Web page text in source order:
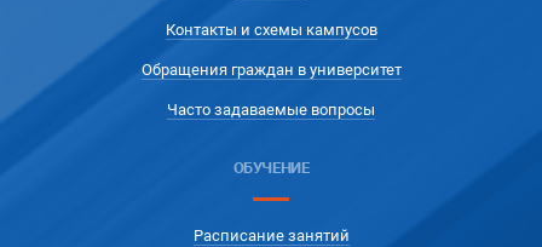
Контакты и схемы кампусов
Обращения граждан в университет
Часто задаваемые вопросы
ОБУЧЕНИЕ
Расписание занятий